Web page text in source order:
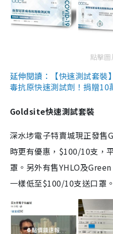
點擊
延伸閱讀：【快速測試套裝
毒抗原快速測試劑！捐贈
Goldsite快速測試套裝
深水埗電子特賣城現正發
時更有優惠，$100/10支，
罩。另外有售YHLO及
一樣低至$100/10支送口罩。